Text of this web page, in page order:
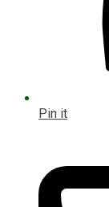
Pin it